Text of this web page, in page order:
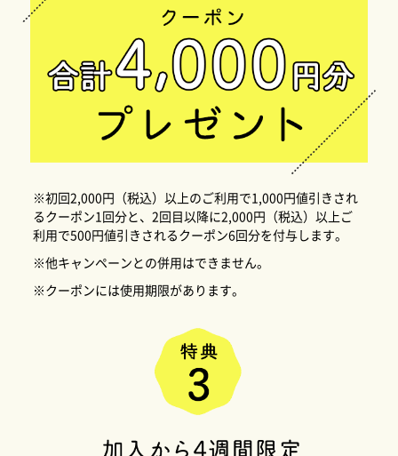
※初回2,000円（税込）以上のご利用で1,000円値引きされ
るクーポン1回分と、2回目以降に2,000円（税込）以上ご
利用で500円値引きされるクーポン6回分を付与します。
※他キャンペーンとの併用はできません。
※クーポンには使用期限があります。